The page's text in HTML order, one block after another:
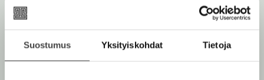
Suostumus Yksityiskohdat Tietoja
l
i
e
h
esikoisromaaninsa Yksinpeli (Solitaire) julkaistiin, kun
hän oli vasta 19-vuotias. Myöhemmin Osemanilta on
romaania. Syksyllä 2016 nettisarjakuvina alkanut
Heartstopper oli hänen läpimurtonsa, ja nyt Charlien ja